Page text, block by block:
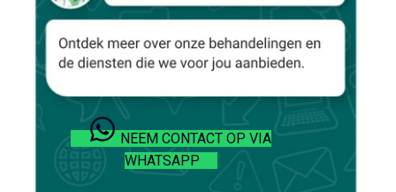
NEEM CONTACT OP VIA
WHATSAPP